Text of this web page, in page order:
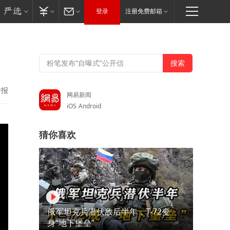
登录 注册免费邮箱
网易新闻
iOS Android
猜你喜欢
俄军坦克兵潜伏敌后半年，T-72变
身“地下堡垒”